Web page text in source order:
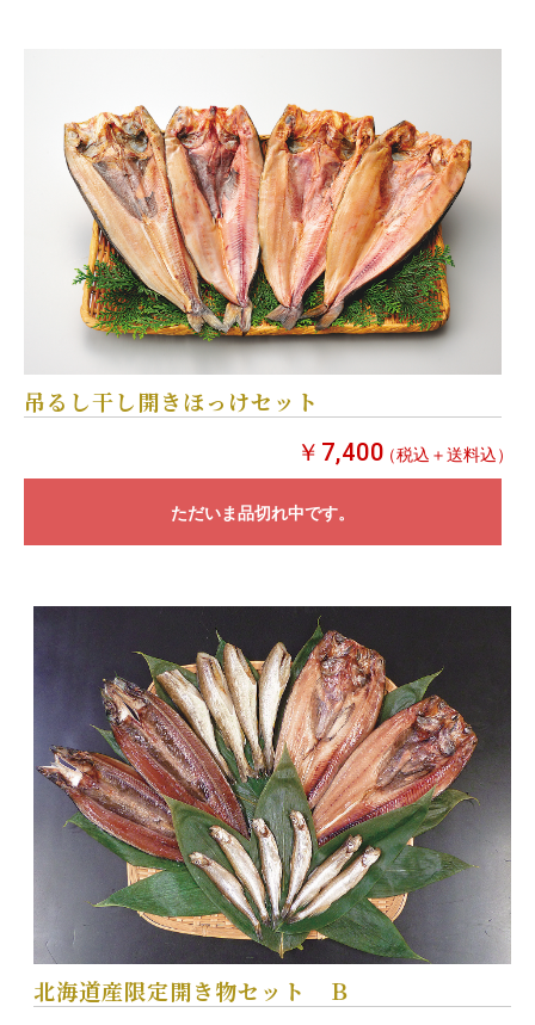
吊るし干し開きほっけセット
￥7,400（税込＋送料込）
ただいま品切れ中です。
北海道産限定開き物セット Ｂ